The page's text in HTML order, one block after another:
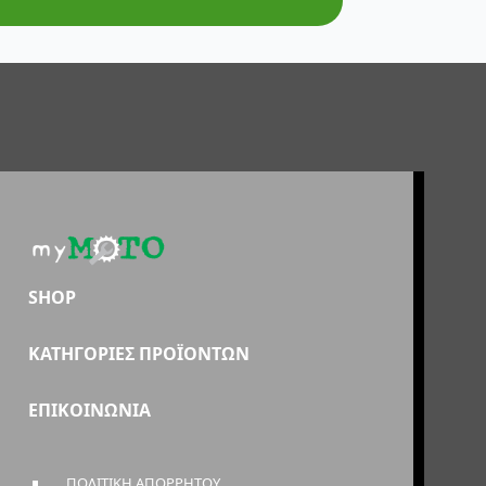
SHOP
ΚΑΤΗΓΟΡΙΕΣ ΠΡΟΪΟΝΤΩΝ
ΕΠΙΚΟΙΝΩΝΙΑ